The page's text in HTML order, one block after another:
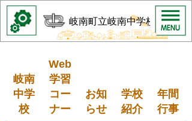
岐南町立岐南中学校
岐南
中学
校
Web
学習
コー
ナー
お知
らせ
学校
紹介
年間
行事